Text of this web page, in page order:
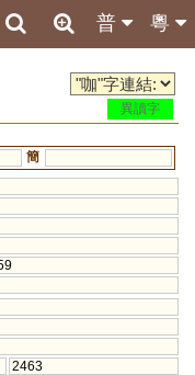
粵
普
異讀字
簡
2463